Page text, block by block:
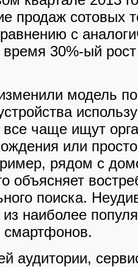
продаж сотовых
с
время 30%-ый
модель
чаще ищут
или
рядом с
объясняет
поиска.
наиболее
аудитории,